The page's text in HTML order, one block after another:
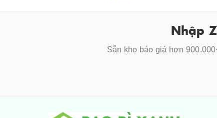
Nhập
Sẵn kho báo giá hơn